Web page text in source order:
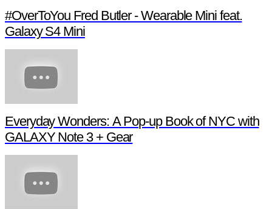
#OverToYou Fred Butler - Wearable Mini feat.
Galaxy S4 Mini
Everyday Wonders: A Pop-up Book of NYC with
GALAXY Note 3 + Gear